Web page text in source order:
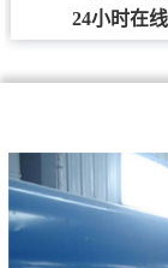
24小时在